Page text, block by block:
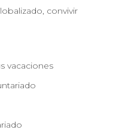
convivir
vacaciones